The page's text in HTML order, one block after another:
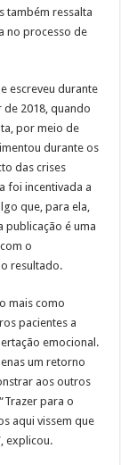
também ressalta
no processo de
escreveu durante
de 2018, quando
por meio de
durante os
das crises
foi incentivada a
que, para ela,
publicação é uma
o
resultado.
mais como
pacientes a
emocional.
um retorno
aos outros
para o
aqui vissem que
explicou.